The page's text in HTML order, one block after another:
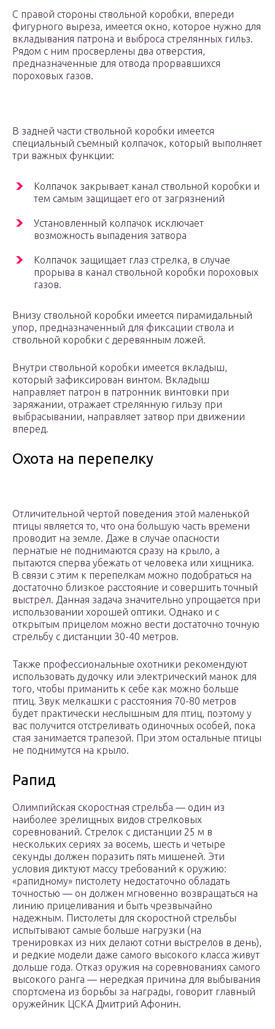
С правой стороны ствольной коробки, впереди
фигурного выреза, имеется окно, которое нужно для
вкладывания патрона и выброса стрелянных гильз.
Рядом с ним просверлены два отверстия,
предназначенные для отвода прорвавшихся
пороховых газов.
В задней части ствольной коробки имеется
специальный съемный колпачок, который выполняет
три важных функции:
Колпачок закрывает канал ствольной коробки и
тем самым защищает его от загрязнений
Установленный колпачок исключает
возможность выпадения затвора
Колпачок защищает глаз стрелка, в случае
прорыва в канал ствольной коробки пороховых
газов.
Внизу ствольной коробки имеется пирамидальный
упор, предназначенный для фиксации ствола и
ствольной коробки с деревянным ложей.
Внутри ствольной коробки имеется вкладыш,
который зафиксирован винтом. Вкладыш
направляет патрон в патронник винтовки при
заряжании, отражает стрелянную гильзу при
выбрасывании, направляет затвор при движении
вперед.
Охота на перепелку
Отличительной чертой поведения этой маленькой
птицы является то, что она большую часть времени
проводит на земле. Даже в случае опасности
пернатые не поднимаются сразу на крыло, а
пытаются сперва убежать от человека или хищника.
В связи с этим к перепелкам можно подобраться на
достаточно близкое расстояние и совершить точный
выстрел. Данная задача значительно упрощается при
использовании хорошей оптики. Однако и с
открытым прицелом можно вести достаточно точную
стрельбу с дистанции 30-40 метров.
Также профессиональные охотники рекомендуют
использовать дудочку или электрический манок для
того, чтобы приманить к себе как можно больше
птиц. Звук мелкашки с расстояния 70-80 метров
будет практически неслышным для птиц, поэтому у
вас получится отстреливать одиночных особей, пока
стая занимается трапезой. При этом остальные птицы
не поднимутся на крыло.
Рапид
Олимпийская скоростная стрельба — один из
наиболее зрелищных видов стрелковых
соревнований. Стрелок с дистанции 25 м в
нескольких сериях за восемь, шесть и четыре
секунды должен поразить пять мишеней. Эти
условия диктуют массу требований к оружию:
«рапидному» пистолету недостаточно обладать
точностью — он должен мгновенно возвращаться на
линию прицеливания и быть чрезвычайно
надежным. Пистолеты для скоростной стрельбы
испытывают самые больше нагрузки (на
тренировках из них делают сотни выстрелов в день),
и редкие модели даже самого высокого класса живут
дольше года. Отказ оружия на соревнованиях самого
высокого ранга — нередкая причина для выбывания
спортсмена из борьбы за награды, говорит главный
оружейник ЦСКА Дмитрий Афонин.